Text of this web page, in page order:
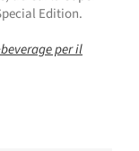
Edition.
per il